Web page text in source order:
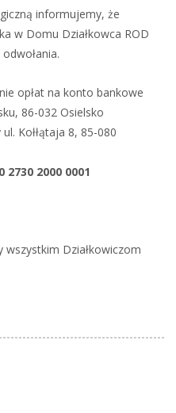
informujemy, że
w Domu Działkowca ROD
opłat na konto bankowe
86-032 Osielsko
Kołłątaja 8, 85-080
2730 2000 0001
Działkowiczom